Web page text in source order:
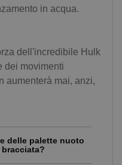
in acqua.
dell'incredibile Hulk
dei movimenti
aumenterà mai, anzi,
delle palette nuoto